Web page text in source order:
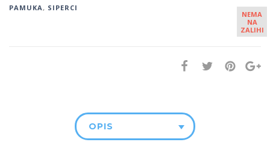
PAMUKA, SIPERCI
NEMA
NA
ZALIHI
OPIS